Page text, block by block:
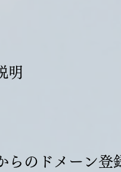
明
らのドメーン登